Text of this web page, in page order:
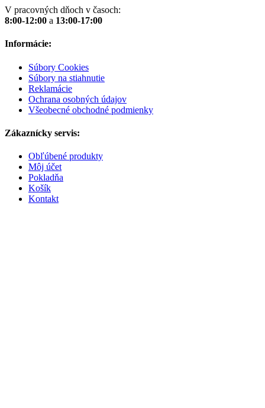
V pracovných dňoch v časoch:
8:00-12:00 a 13:00-17:00
Informácie:
Súbory Cookies
Súbory na stiahnutie
Reklamácie
Ochrana osobných údajov
Všeobecné obchodné podmienky
Zákaznícky servis:
Obľúbené produkty
Môj účet
Pokladňa
Košík
Kontakt